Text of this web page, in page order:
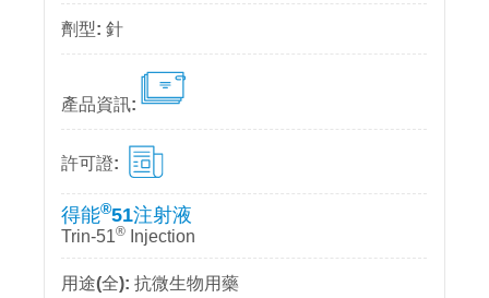
針
得能®51注射液
Trin-51® Injection
抗微生物用藥